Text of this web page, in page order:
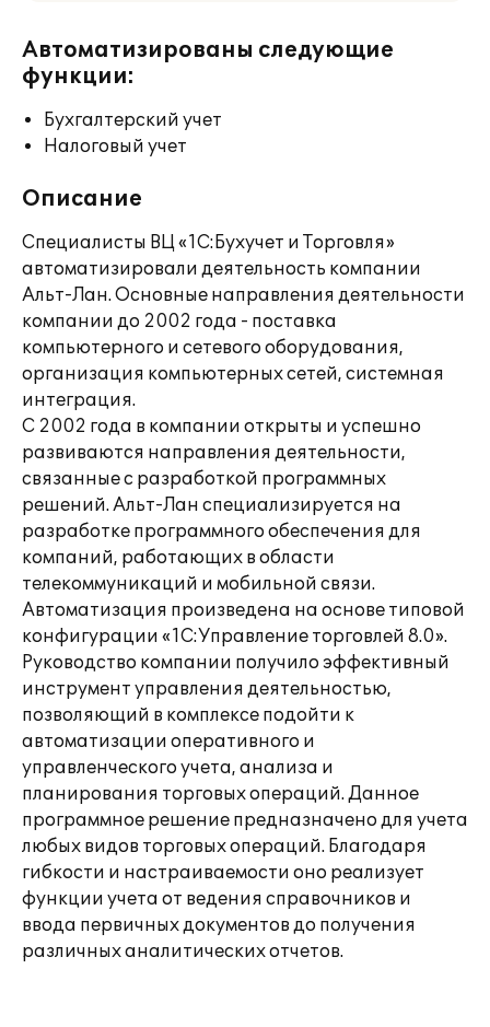
Автоматизированы следующие
функции:
Бухгалтерский учет
Налоговый учет
Описание
Специалисты ВЦ «1С:Бухучет и Торговля»
автоматизировали деятельность компании
Альт-Лан. Основные направления деятельности
компании до 2002 года - поставка
компьютерного и сетевого оборудования,
организация компьютерных сетей, системная
интеграция.
С 2002 года в компании открыты и успешно
развиваются направления деятельности,
связанные c разработкой программных
решений. Альт-Лан специализируется на
разработке программного обеспечения для
компаний, работающих в области
телекоммуникаций и мобильной связи.
Автоматизация произведена на основе типовой
конфигурации «1С:Управление торговлей 8.0».
Руководство компании получило эффективный
инструмент управления деятельностью,
позволяющий в комплексе подойти к
автоматизации оперативного и
управленческого учета, анализа и
планирования торговых операций. Данное
программное решение предназначено для учета
любых видов торговых операций. Благодаря
гибкости и настраиваемости оно реализует
функции учета от ведения справочников и
ввода первичных документов до получения
различных аналитических отчетов.